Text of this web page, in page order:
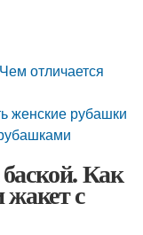
отличается
женские рубашки
Как
с